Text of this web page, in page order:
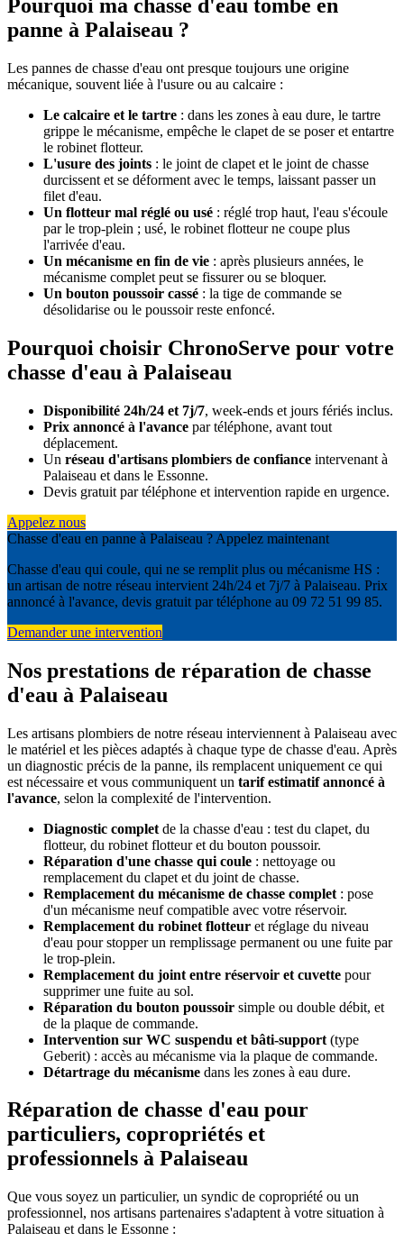
Pourquoi ma chasse d'eau tombe en
panne à Palaiseau ?
Les pannes de chasse d'eau ont presque toujours une origine
mécanique, souvent liée à l'usure ou au calcaire :
Le calcaire et le tartre : dans les zones à eau dure, le tartre
grippe le mécanisme, empêche le clapet de se poser et entartre
le robinet flotteur.
L'usure des joints : le joint de clapet et le joint de chasse
durcissent et se déforment avec le temps, laissant passer un
filet d'eau.
Un flotteur mal réglé ou usé : réglé trop haut, l'eau s'écoule
par le trop-plein ; usé, le robinet flotteur ne coupe plus
l'arrivée d'eau.
Un mécanisme en fin de vie : après plusieurs années, le
mécanisme complet peut se fissurer ou se bloquer.
Un bouton poussoir cassé : la tige de commande se
désolidarise ou le poussoir reste enfoncé.
Pourquoi choisir ChronoServe pour votre
chasse d'eau à Palaiseau
Disponibilité 24h/24 et 7j/7, week-ends et jours fériés inclus.
Prix annoncé à l'avance par téléphone, avant tout
déplacement.
Un réseau d'artisans plombiers de confiance intervenant à
Palaiseau et dans le Essonne.
Devis gratuit par téléphone et intervention rapide en urgence.
Appelez nous
Chasse d'eau en panne à Palaiseau ? Appelez maintenant
Chasse d'eau qui coule, qui ne se remplit plus ou mécanisme HS :
un artisan de notre réseau intervient 24h/24 et 7j/7 à Palaiseau. Prix
annoncé à l'avance, devis gratuit par téléphone au 09 72 51 99 85.
Demander une intervention
Nos prestations de réparation de chasse
d'eau à Palaiseau
Les artisans plombiers de notre réseau interviennent à Palaiseau avec
le matériel et les pièces adaptés à chaque type de chasse d'eau. Après
un diagnostic précis de la panne, ils remplacent uniquement ce qui
est nécessaire et vous communiquent un tarif estimatif annoncé à
l'avance, selon la complexité de l'intervention.
Diagnostic complet de la chasse d'eau : test du clapet, du
flotteur, du robinet flotteur et du bouton poussoir.
Réparation d'une chasse qui coule : nettoyage ou
remplacement du clapet et du joint de chasse.
Remplacement du mécanisme de chasse complet : pose
d'un mécanisme neuf compatible avec votre réservoir.
Remplacement du robinet flotteur et réglage du niveau
d'eau pour stopper un remplissage permanent ou une fuite par
le trop-plein.
Remplacement du joint entre réservoir et cuvette pour
supprimer une fuite au sol.
Réparation du bouton poussoir simple ou double débit, et
de la plaque de commande.
Intervention sur WC suspendu et bâti-support (type
Geberit) : accès au mécanisme via la plaque de commande.
Détartrage du mécanisme dans les zones à eau dure.
Réparation de chasse d'eau pour
particuliers, copropriétés et
professionnels à Palaiseau
Que vous soyez un particulier, un syndic de copropriété ou un
professionnel, nos artisans partenaires s'adaptent à votre situation à
Palaiseau et dans le Essonne :